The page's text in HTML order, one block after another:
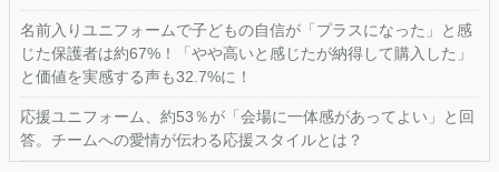
名前入りユニフォームで子どもの自信が「プラスになった」と感
じた保護者は約67%！「やや高いと感じたが納得して購入した」
と価値を実感する声も32.7%に！
応援ユニフォーム、約53％が「会場に一体感があってよい」と回
答。チームへの愛情が伝わる応援スタイルとは？